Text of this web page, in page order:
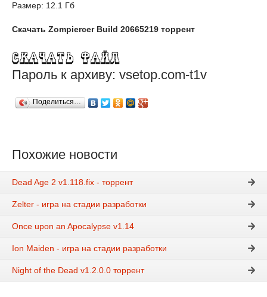
Размер: 12.1 Гб
Скачать Zompiercer Build 20665219 торрент
Пароль к архиву: vsetop.com-t1v
Поделиться…
Похожие новости
Dead Age 2 v1.118.fix - торрент
Zelter - игра на стадии разработки
Once upon an Apocalypse v1.14
Ion Maiden - игра на стадии разработки
Night of the Dead v1.2.0.0 торрент